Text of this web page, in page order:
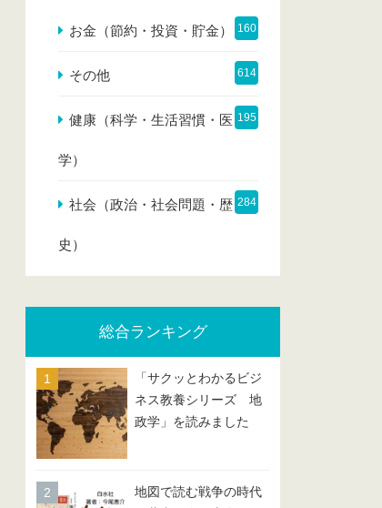
お金（節約・投資・貯金） 160
その他 614
健康（科学・生活習慣・医
学）
195
社会（政治・社会問題・歴
史）
284
総合ランキング
「サクッとわかるビジ
ネス教養シリーズ 地
政学」を読みました
地図で読む戦争の時代